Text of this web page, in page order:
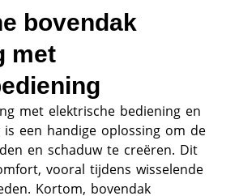
bovendak
met
met elektrische bediening en
is een handige oplossing om de
en schaduw te creëren. Dit
vooral tijdens wisselende
Kortom, bovendak